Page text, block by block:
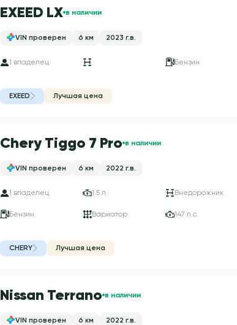
EXEED LX в наличии
VIN проверен 6 км 2023 г.в.
1 владелец Бензин
EXEED Лучшая цена
Chery Tiggo 7 Pro в наличии
VIN проверен 6 км 2022 г.в.
1 владелец 1.5 л. Внедорожник
Бензин Вариатор 147 л.с.
CHERY Лучшая цена
Nissan Terrano в наличии
VIN проверен 6 км 2022 г.в.